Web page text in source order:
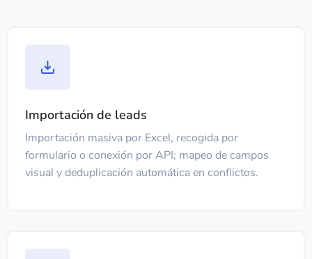
Importación de leads
Importación masiva por Excel, recogida por
formulario o conexión por API; mapeo de campos
visual y deduplicación automática en conflictos.